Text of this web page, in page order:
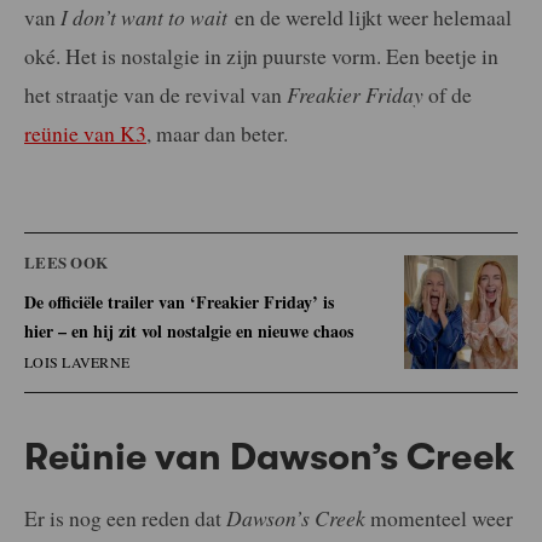
van I don’t want to wait en de wereld lijkt weer helemaal
oké. Het is nostalgie in zijn puurste vorm. Een beetje in
het straatje van de revival van Freakier Fridayof de
reünie van K3, maar dan beter.
LEES OOK
De officiële trailer van ‘Freakier Friday’ is
hier – en hij zit vol nostalgie en nieuwe chaos
LOIS LAVERNE
Reünie van Dawson’s Creek
Er is nog een reden datDawson’s Creekmomenteel weer